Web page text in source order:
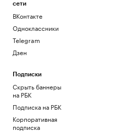
сети
ВКонтакте
Одноклассники
Telegram
Дзен
Подписки
Скрыть баннеры
на РБК
Подписка на РБК
Корпоративная
подписка